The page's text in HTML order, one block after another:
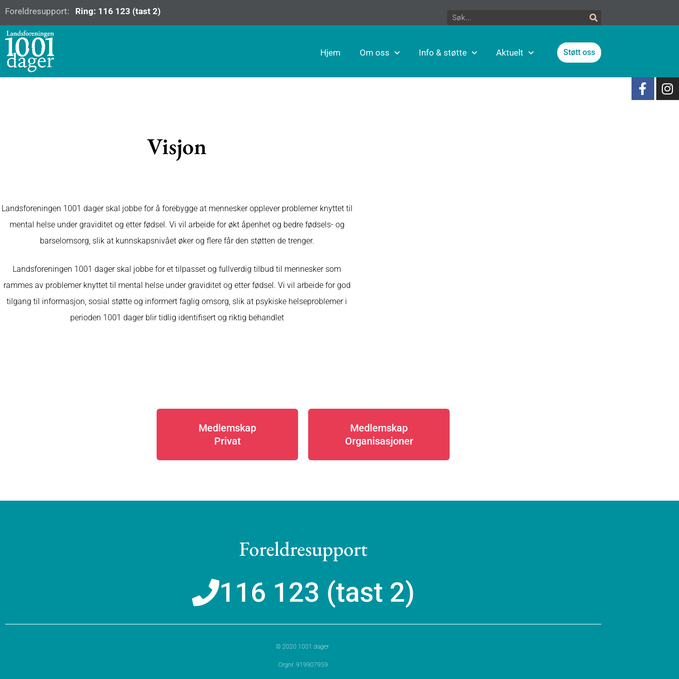
Foreldresupport: Ring: 116 123 (tast 2)
Hjem Om oss Info & støtte Aktuelt Støtt oss
Visjon
Landsforeningen 1001 dager skal jobbe for å forebygge at mennesker opplever problemer knyttet til
mental helse under graviditet og etter fødsel. Vi vil arbeide for økt åpenhet og bedre fødsels- og
barselomsorg, slik at kunnskapsnivået øker og flere får den støtten de trenger.
Landsforeningen 1001 dager skal jobbe for et tilpasset og fullverdig tilbud til mennesker som
rammes av problemer knyttet til mental helse under graviditet og etter fødsel. Vi vil arbeide for god
tilgang til informasjon, sosial støtte og informert faglig omsorg, slik at psykiske helseproblemer i
perioden 1001 dager blir tidlig identifisert og riktig behandlet
Medlemskap
Privat
Medlemskap
Organisasjoner
Foreldresupport
116 123 (tast 2)
© 2020 1001 dager
Orgnr. 919907959